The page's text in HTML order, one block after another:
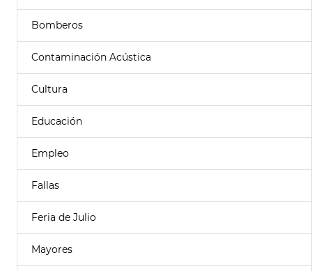
Bomberos
Contaminación Acústica
Cultura
Educación
Empleo
Fallas
Feria de Julio
Mayores